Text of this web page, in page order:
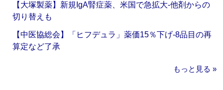
【大塚製薬】新規IgA腎症薬、米国で急拡大‐他剤からの
切り替えも
【中医協総会】「ヒフデュラ」薬価15％下げ‐8品目の再
算定など了承
もっと見る »